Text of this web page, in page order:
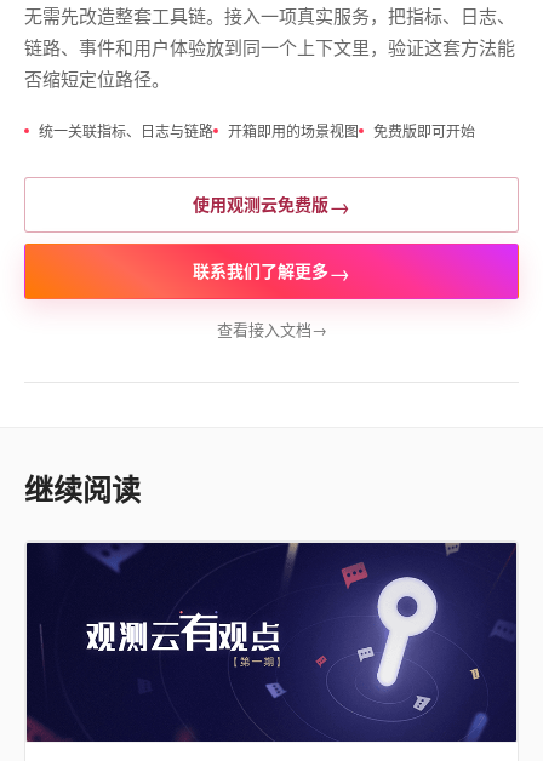
无需先改造整套工具链。接入一项真实服务，把指标、日志、
链路、事件和用户体验放到同一个上下文里，验证这套方法能
否缩短定位路径。
统一关联指标、日志与链路 开箱即用的场景视图 免费版即可开始
使用观测云免费版→
联系我们了解更多→
查看接入文档→
继续阅读